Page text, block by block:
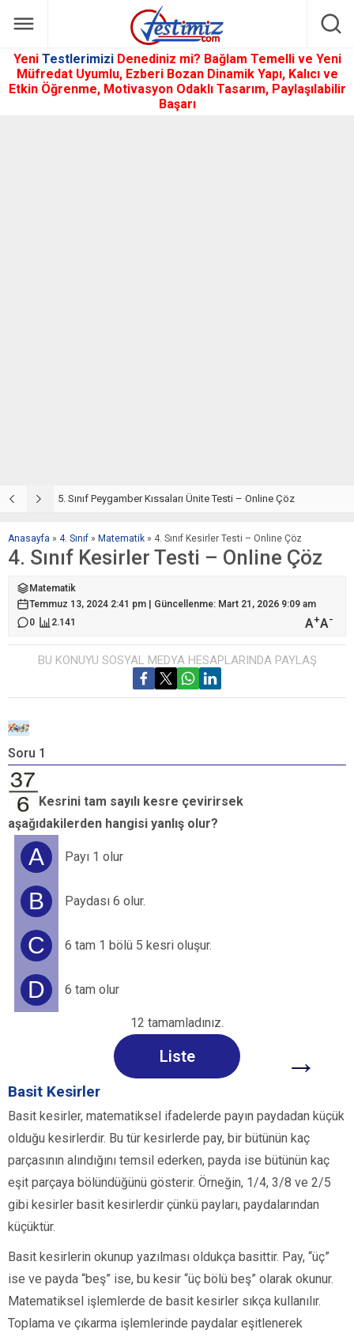
Yeni Testlerimizi Denediniz mi? Bağlam Temelli ve Yeni
Müfredat Uyumlu, Ezberi Bozan Dinamik Yapı, Kalıcı ve
Etkin Öğrenme, Motivasyon Odaklı Tasarım, Paylaşılabilir
Başarı
5. Sınıf Peygamber Kıssaları Ünite Testi – Online Çöz
Anasayfa » 4. Sınıf » Matematik » 4. Sınıf Kesirler Testi – Online Çöz
4. Sınıf Kesirler Testi – Online Çöz
Matematik
Temmuz 13, 2024 2:41 pm | Güncellenme: Mart 21, 2026 9:09 am
0
2.141 A+A-
BU KONUYU SOSYAL MEDYA HESAPLARINDA PAYLAŞ
Soru 1
Kesrini tam sayılı kesre çevirirsek
aşağıdakilerden hangisi yanlış olur?
A Payı 1 olur
B Paydası 6 olur.
C 6 tam 1 bölü 5 kesri oluşur.
D 6 tam olur
12 tamamladınız.
Liste →
Basit Kesirler
Basit kesirler, matematiksel ifadelerde payın paydadan küçük
olduğu kesirlerdir. Bu tür kesirlerde pay, bir bütünün kaç
parçasının alındığını temsil ederken, payda ise bütünün kaç
eşit parçaya bölündüğünü gösterir. Örneğin, 1/4, 3/8 ve 2/5
gibi kesirler basit kesirlerdir çünkü payları, paydalarından
küçüktür.
Basit kesirlerin okunup yazılması oldukça basittir. Pay, “üç”
ise ve payda “beş” ise, bu kesir “üç bölü beş” olarak okunur.
Matematiksel işlemlerde de basit kesirler sıkça kullanılır.
Toplama ve çıkarma işlemlerinde paydalar eşitlenerek